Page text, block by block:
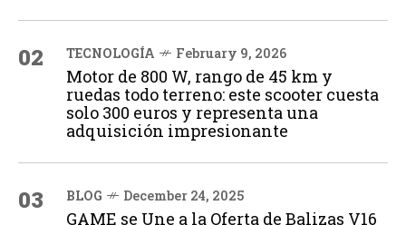
02 TECNOLOGÍA February 9, 2026
Motor de 800 W, rango de 45 km y
ruedas todo terreno: este scooter cuesta
solo 300 euros y representa una
adquisición impresionante
03 BLOG December 24, 2025
GAME se Une a la Oferta de Balizas V16